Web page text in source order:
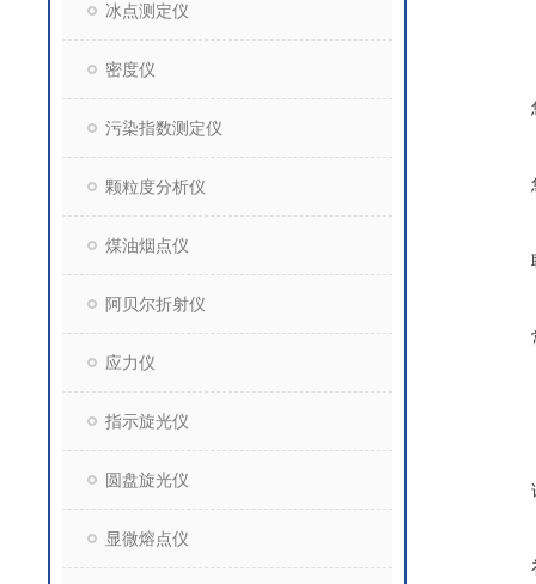
冰点测定仪
密度仪
污染指数测定仪
颗粒度分析仪
煤油烟点仪
阿贝尔折射仪
应力仪
指示旋光仪
圆盘旋光仪
显微熔点仪